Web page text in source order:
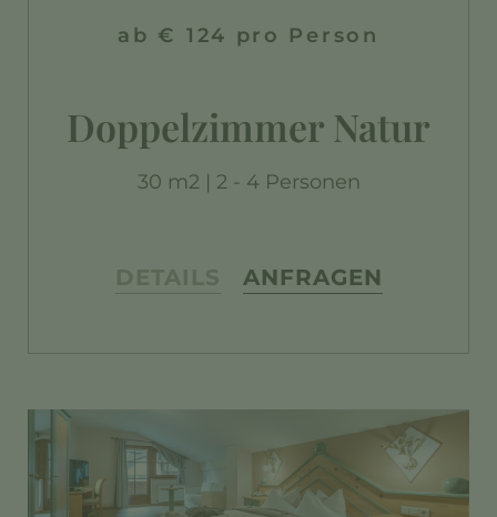
ab € 124 pro Person
Doppelzimmer Natur
30 m2 | 2 - 4 Personen
DETAILS ANFRAGEN